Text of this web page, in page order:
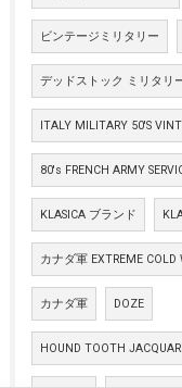
ビンテージミリタリー
デッドストック ミリタリ
ITALY MILITARY 50'S
80's FRENCH ARMY
KLASICA ブランド
カナダ軍 EXTREME COLD
カナダ軍 DOZE
HOUND TOOTH